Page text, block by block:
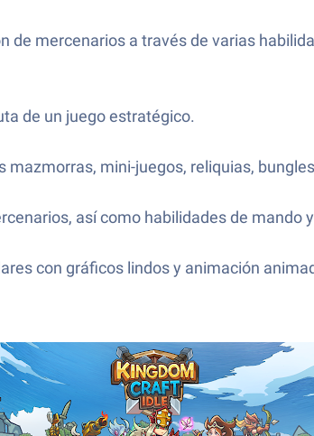
de mercenarios a través de varias
de un juego estratégico.
mini-juegos, reliquias,
así como habilidades de mando
con gráficos lindos y animación